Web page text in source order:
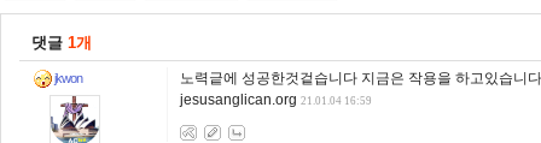
댓글 1개
jkwon
노력긑에 성공한것겉습니다 지금은 작용을 하고있습니다
jesusanglican.org 21.01.04 16:59